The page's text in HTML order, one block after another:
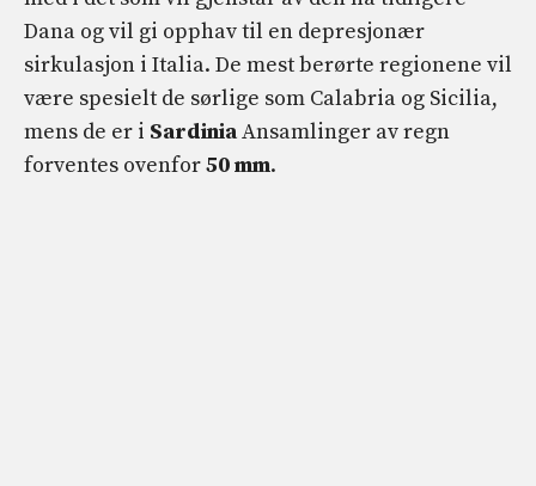
Dana og vil gi opphav til en depresjonær
sirkulasjon i Italia. De mest berørte regionene vil
være spesielt de sørlige som Calabria og Sicilia,
mens de er i SardiniaAnsamlinger av regn
forventes ovenfor50 mm.